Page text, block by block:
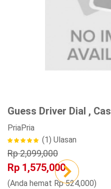
Guess Driver Dial ,
PriaPria
(1) Ulasan
Rp 2,099,000
Rp 1,575,000
(Anda hemat Rp 524,000)